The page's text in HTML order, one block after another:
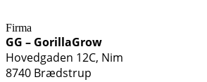
Firma
GG – GorillaGrow
Hovedgaden 12C, Nim
8740 Brædstrup